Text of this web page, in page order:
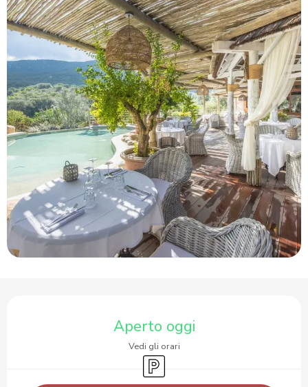
Aperto oggi
Vedi gli orari
Parcheggio